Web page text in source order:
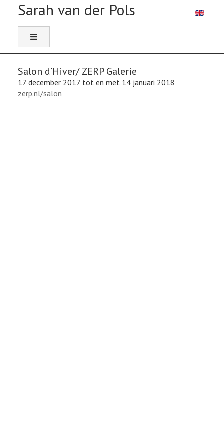
Selecteer
Salon d’Hiver/ ZERP Galerie
17 december 2017 tot en met 14 januari 2018
zerp.nl/salon